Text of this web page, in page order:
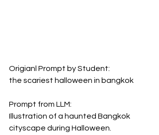
Origianl Prompt by Student:
the scariest halloween in bangkok
Prompt from LLM:
Illustration of a haunted Bangkok
cityscape during Halloween.